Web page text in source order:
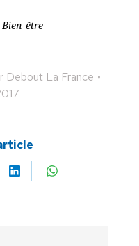
être
Debout La France
PartagerPartager